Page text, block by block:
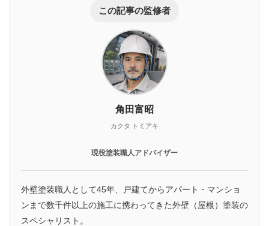
この記事の監修者
角田富昭
カクタ トミアキ
現役塗装職人アドバイザー
外壁塗装職人として45年、戸建てからアパート・マンショ
ンまで数千件以上の施工に携わってきた外壁（屋根）塗装の
スペシャリスト。